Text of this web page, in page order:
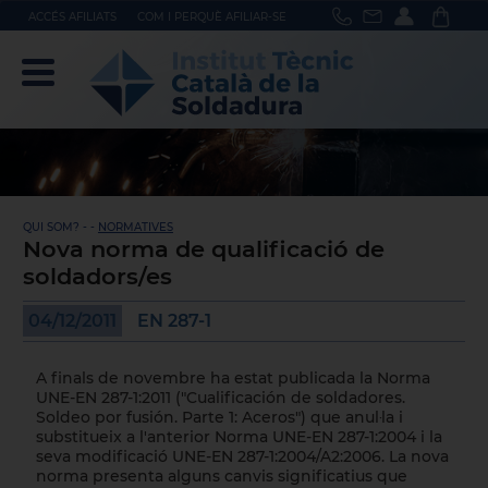
ACCÉS AFILIATS COM I PERQUÈ AFILIAR-SE
QUI SOM? - - NORMATIVES
Nova norma de qualificació de
soldadors/es
04/12/2011 EN 287-1
A finals de novembre ha estat publicada la Norma
UNE-EN 287-1:2011 ("Cualificación de soldadores.
Soldeo por fusión. Parte 1: Aceros") que anul·la i
substitueix a l'anterior Norma UNE-EN 287-1:2004 i la
seva modificació UNE-EN 287-1:2004/A2:2006. La nova
norma presenta alguns canvis significatius que